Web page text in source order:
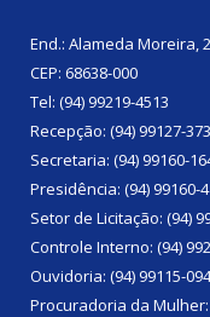
End.: Alameda Moreira,
CEP: 68638-000
Tel: (94) 99219-4513
Recepção: (94) 99127-
Secretaria: (94) 99160-
Presidência: (94) 99160-
Setor de Licitação: (94)
Controle Interno: (94)
Ouvidoria: (94) 99115-
Procuradoria da Mulher: